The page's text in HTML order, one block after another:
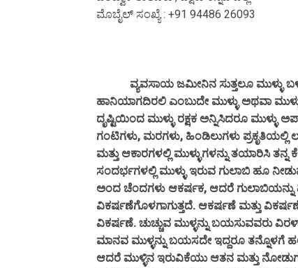
ಮೊಬೈಲ್ ಸಂಖ್ಯೆ : +91 94486 26093
ವ್ಯವಸಾಯ ಜಮೀನಿನ ಸುತ್ತಲೂ ಮುಳ್ಳು
ಹಾನಿಯಾಗದಿರಲಿ ಎಂಬುದೇ ಮುಳ್ಳು ಅಥವಾ
ದೃಷ್ಟಿಯಿಂದ ಮುಳ್ಳು ರಕ್ಷಕ ಅನ್ನಿಸಿದರೂ ಮುಳ್ಳು
ಗಂಟಿಗಳು, ಮರಗಳು, ಹಿಂಡಿಲುಗಳು ಪ್ರಕೃತಿಯಲ್ಲಿ
ಮತ್ತು ಆಕಾರಗಳಲ್ಲಿ ಮುಳ್ಳುಗಳನ್ನು ತಯಾರಿಸಿ ತನ್ನ
ಸಂದರ್ಭಗಳಲ್ಲಿ ಮುಳ್ಳು ಇರುವ ಗುಲಾಬಿ ಹೂ
ಅಂದ ಚೆಂದಗಳು ಆಕರ್ಷಕ, ಆದರೆ ಗುಲಾಬಿಯನ್ನು
ವಿಕರ್ಷಣೆಗೊಳಗಾಗುತ್ತದೆ. ಆಕರ್ಷಣೆ ಮತ್ತು
ವಿಕರ್ಷಣೆ. ಚುಚ್ಚುವ ಮುಳ್ಳನ್ನು ಬಯಸುವವರು
ಮಾನವ ಮುಳ್ಳನ್ನು ಬಯಸದೇ ಇದ್ದರೂ ತನ್ನೊಳಗೆ
ಆದರೆ ಮುಳ್ಳಿನ ಇರುವಿಕೆಯು ಆತನ ಮತ್ತು